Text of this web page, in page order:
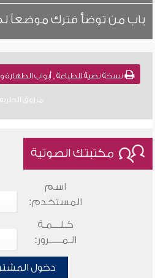
باب من توضأ فترك موضعاً
مرزوق
مكتبتك الصوتية
اسم
المستخدم:
كـلـــمـة
الـمـــــرور:
دخول